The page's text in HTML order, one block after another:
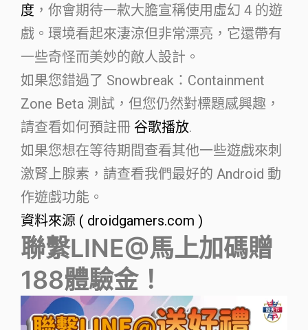
度 ，你會期待一款大膽宣稱使用虛幻 4 的遊
戲。環境看起來淒涼但非常漂亮，它還帶有
一些奇怪而美妙的敵人設計。
如果您錯過了 Snowbreak：Containment
Zone Beta 測試，但您仍然對標題感興趣，
請查看如何預註冊 谷歌播放.
如果您想在等待期間查看其他一些遊戲來刺
激腎上腺素，請查看我們最好的 Android 動
作遊戲功能。
資料來源 ( droidgamers.com )
聯繫LINE@馬上加碼贈
188體驗金！